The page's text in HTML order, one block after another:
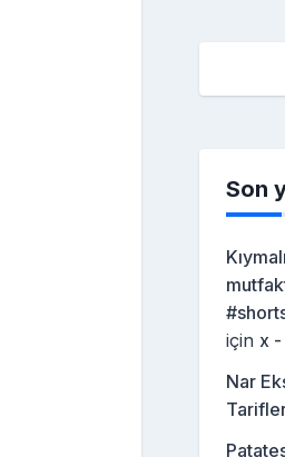
Son
için x -
Nar